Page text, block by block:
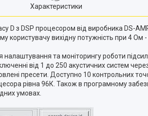
Характеристики
D з DSP процесором від виробника DS-
вихідну потужність при 4 Ом
та моніторингу роботи
від 1 до 250 акустичних систем
пресети. Доступно 10 контрольних
рівна 96К. Також в програмному
умовах.